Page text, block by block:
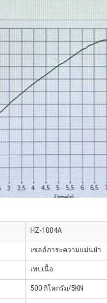
HZ-1004A
เซลล์ภาระความแม่นยํา
เทปเนื้อ
500 กิโลกรัม/5KN